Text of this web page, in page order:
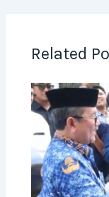
Related